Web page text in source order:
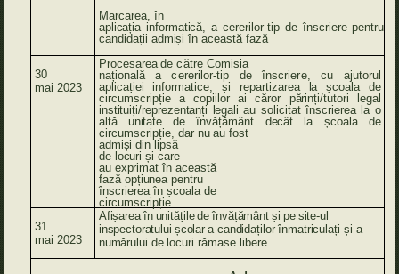
Marcarea, în
aplicația informatică,a cererilor-tip deînscrierepentru
candidații admiși înaceastăfază
30
mai 2023
Procesarea decătreComisia
națională acererilor-tip deînscriere, cu ajutorul
aplicației informatice,și repartizarea la școala de
circumscripție a copiilorai căror părinți/tutori
legal
instituiți/reprezentanți legali au solicitat înscrierealao
altă
unitate de învățământ decât la școala de
circumscripție, dar nu au fost
admiși din lipsă
de locuri și care
au exprimat în această
fază opțiunea pentru
înscrierea în școala de
circumscripție
31
mai 2023
Afișarea în unitățile de învățământ și pe site-ul
inspectoratului școlar a candidaților înmatriculați și a
numărului de locuri rămase libere